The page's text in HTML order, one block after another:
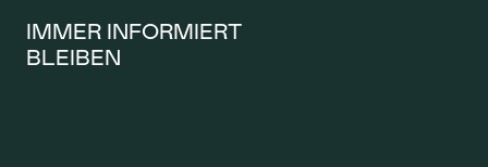
medizinischen Bereich – strengen
gesetzlichen und qualitativen Vorgaben.
IMMER INFORMIERT
BLEIBEN